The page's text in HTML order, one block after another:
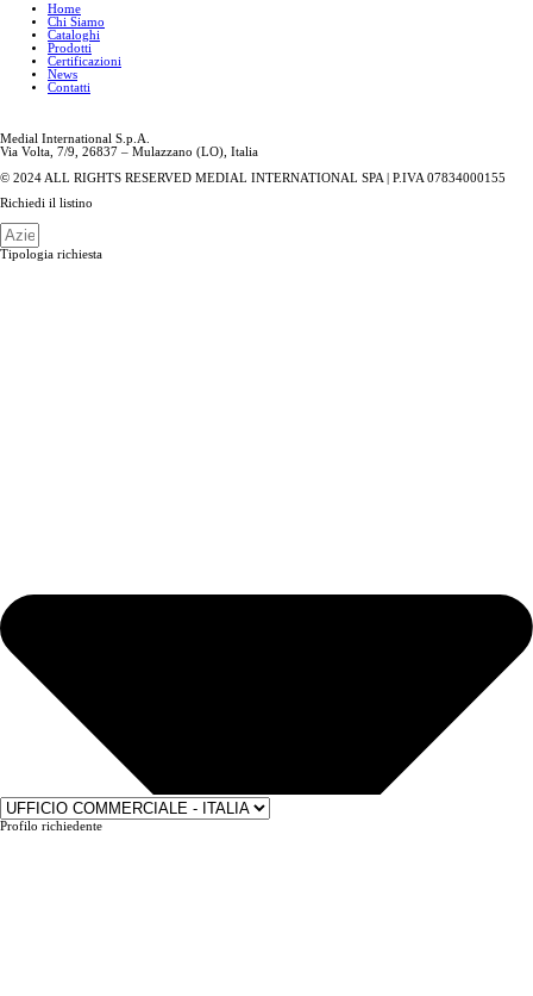
Home
Chi Siamo
Cataloghi
Prodotti
Certificazioni
News
Contatti
Medial International S.p.A.
Via Volta, 7/9, 26837 – Mulazzano (LO), Italia
© 2024 ALL RIGHTS RESERVED MEDIAL INTERNATIONAL SPA | P.IVA 07834000155
Richiedi il listino
Tipologia richiesta
Profilo richiedente